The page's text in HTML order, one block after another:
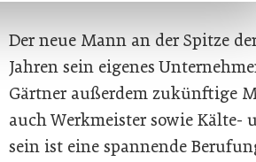
Der neue Mann an der Spitze
Jahren sein eigenes
Gärtner außerdem zukünftige
auch Werkmeister sowie
sein ist eine spannende